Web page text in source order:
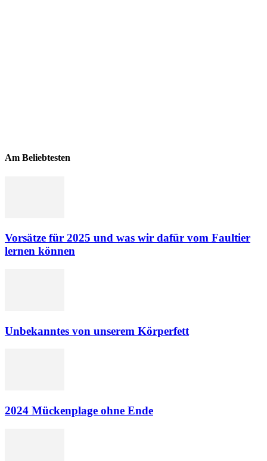
Am Beliebtesten
Vorsätze für 2025 und was wir dafür vom Faultier
lernen können
Unbekanntes von unserem Körperfett
2024 Mückenplage ohne Ende